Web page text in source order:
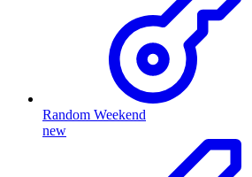
Random Weekend
new